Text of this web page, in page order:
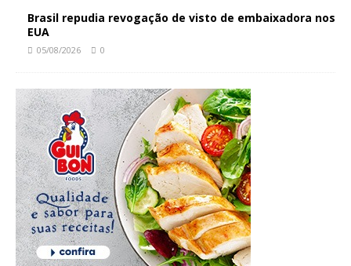
Brasil repudia revogação de visto de embaixadora nos
EUA
05/08/2026 0